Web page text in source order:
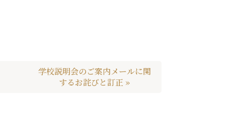
学校説明会のご案内メールに関
するお詫びと訂正 »